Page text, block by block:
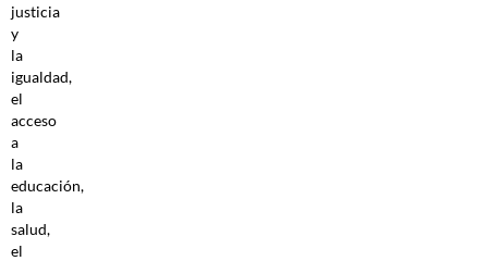
justicia
y
la
igualdad,
el
acceso
a
la
educación,
la
salud,
el